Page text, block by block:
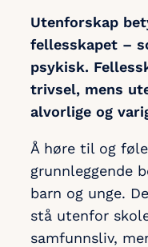
Utenforskap
fellesskapet –
psykisk.
trivsel, mens
alvorlige og
Å høre til og
grunnleggende
barn og unge.
stå utenfor
samfunnsliv,